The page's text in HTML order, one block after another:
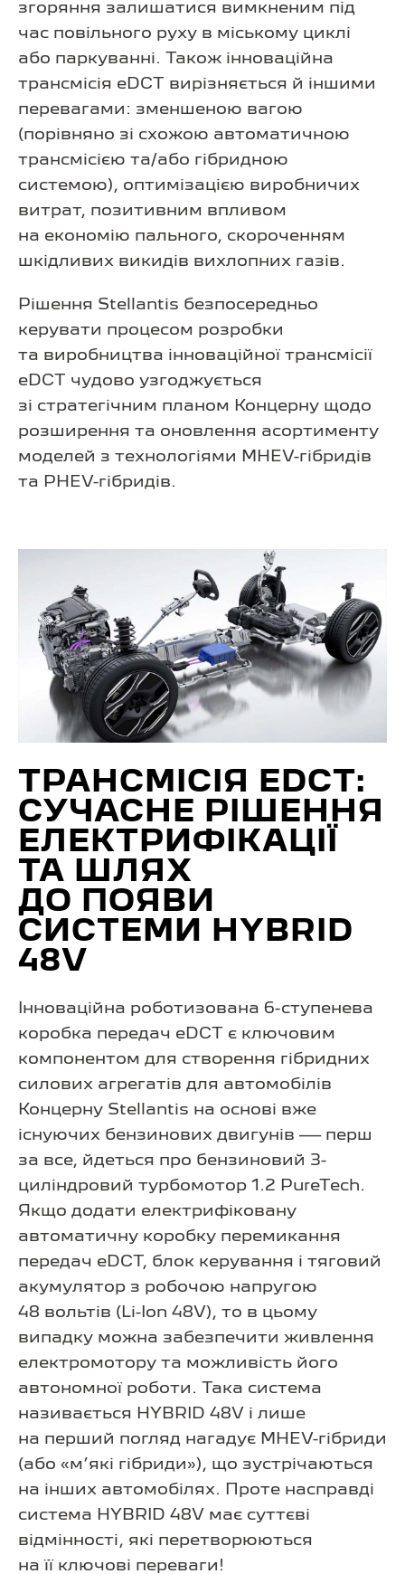
згоряння залишатися вимкненим під
час повільного руху в міському циклі
або паркуванні. Також інноваційна
трансмісія eDCT вирізняється й іншими
перевагами: зменшеною вагою
(порівняно зі схожою автоматичною
трансмісією та/або гібридною
системою), оптимізацією виробничих
витрат, позитивним впливом
на економію пального, скороченням
шкідливих викидів вихлопних газів.
Рішення Stellantis безпосередньо
керувати процесом розробки
та виробництва інноваційної трансмісії
eDCT чудово узгоджується
зі стратегічним планом Концерну щодо
розширення та оновлення асортименту
моделей з технологіями MHEV-гібридів
та PHEV-гібридів.
ТРАНСМІСІЯ EDCT:
СУЧАСНЕ РІШЕННЯ
ЕЛЕКТРИФІКАЦІЇ
ТА ШЛЯХ
ДО ПОЯВИ
СИСТЕМИ HYBRID
48V
Інноваційна роботизована 6-ступенева
коробка передач eDCT є ключовим
компонентом для створення гібридних
силових агрегатів для автомобілів
Концерну Stellantis на основі вже
існуючих бензинових двигунів — перш
за все, йдеться про бензиновий 3-
циліндровий турбомотор 1.2 PureTech.
Якщо додати електрифіковану
автоматичну коробку перемикання
передач eDCT, блок керування і тяговий
акумулятор з робочою напругою
48 вольтів (Li-Ion 48V), то в цьому
випадку можна забезпечити живлення
електромотору та можливість його
автономної роботи. Така система
називається HYBRID 48V і лише
на перший погляд нагадує MHEV-гібриди
(або «м’які гібриди»), що зустрічаються
на інших автомобілях. Проте насправді
система HYBRID 48V має суттєві
відмінності, які перетворюються
на її ключові переваги!